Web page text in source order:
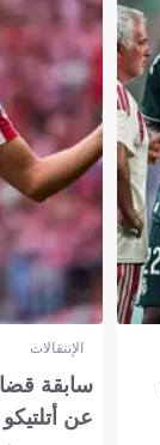
الإنتقالات
سابقة
عن أتلتيكو